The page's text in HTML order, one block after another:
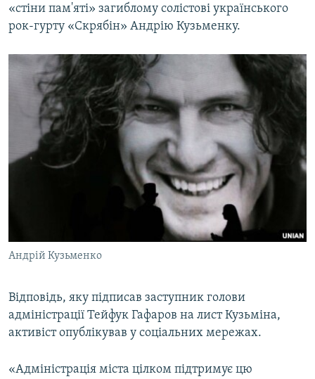
СПЕЦПРОЕКТИ
ДЕПОРТАЦІЯ
ВІДЕОУРОКИ «ELIFBE»
СВІДЧЕННЯ ОКУПАЦІЇ
УКРАЇНСЬКА ПРОБЛЕМА КРИМУ
ІНФОГРАФІКА
ЯК ОБІЙТИ БЛОКУВАННЯ
Русский
Qırımtatar
ДОЛУЧАЙСЯ!
«стіни пам'яті» загиблому солістові українського
рок-гурту «Скрябін» Андрію Кузьменку.
Андрій Кузьменко
Відповідь, яку підписав заступник голови
адміністрації Тейфук Гафаров на лист Кузьміна,
активіст опублікував у соціальних мережах.
«Адміністрація міста цілком підтримує цю